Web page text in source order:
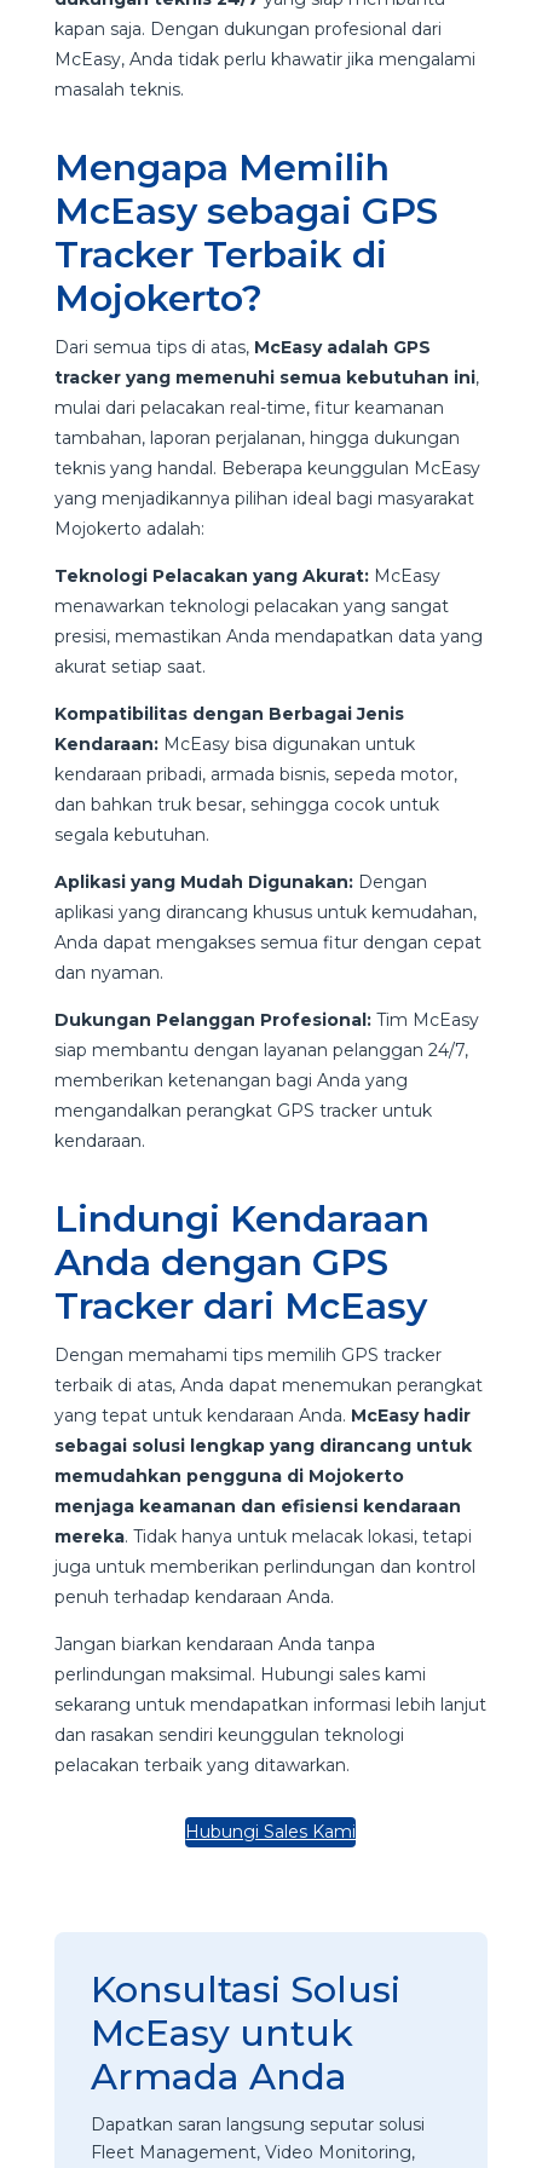
kapan saja. Dengan dukungan profesional dari
McEasy, Anda tidak perlu khawatir jika mengalami
masalah teknis.
Mengapa Memilih
McEasy sebagai GPS
Tracker Terbaik di
Mojokerto?
Dari semua tips di atas, McEasy adalah GPS
tracker yang memenuhi semua kebutuhan ini,
mulai dari pelacakan real-time, fitur keamanan
tambahan, laporan perjalanan, hingga dukungan
teknis yang handal. Beberapa keunggulan McEasy
yang menjadikannya pilihan ideal bagi masyarakat
Mojokerto adalah:
Teknologi Pelacakan yang Akurat:McEasy
menawarkan teknologi pelacakan yang sangat
presisi, memastikan Anda mendapatkan data yang
akurat setiap saat.
Kompatibilitas dengan Berbagai Jenis
Kendaraan:McEasy bisa digunakan untuk
kendaraan pribadi, armada bisnis, sepeda motor,
dan bahkan truk besar, sehingga cocok untuk
segala kebutuhan.
Aplikasi yang Mudah Digunakan:Dengan
aplikasi yang dirancang khusus untuk kemudahan,
Anda dapat mengakses semua fitur dengan cepat
dan nyaman.
Dukungan Pelanggan Profesional:Tim McEasy
siap membantu dengan layanan pelanggan 24/7,
memberikan ketenangan bagi Anda yang
mengandalkan perangkat GPS tracker untuk
kendaraan.
Lindungi Kendaraan
Anda dengan GPS
Tracker dari McEasy
Dengan memahami tips memilih GPS tracker
terbaik di atas, Anda dapat menemukan perangkat
yang tepat untuk kendaraan Anda. McEasy hadir
sebagai solusi lengkap yang dirancang untuk
memudahkan pengguna di Mojokerto
menjaga keamanan dan efisiensi kendaraan
mereka. Tidak hanya untuk melacak lokasi, tetapi
juga untuk memberikan perlindungan dan kontrol
penuh terhadap kendaraan Anda.
Jangan biarkan kendaraan Anda tanpa
perlindungan maksimal. Hubungi sales kami
sekarang untuk mendapatkan informasi lebih lanjut
dan rasakan sendiri keunggulan teknologi
pelacakan terbaik yang ditawarkan.
Hubungi Sales Kami
Konsultasi Solusi
McEasy untuk
Armada Anda
Dapatkan saran langsung seputar solusi
Fleet Management, Video Monitoring,